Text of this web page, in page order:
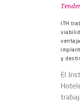
ITH
y
El